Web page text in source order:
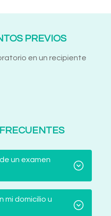
PREVIOS
en un recipiente
un examen
mi domicilio u